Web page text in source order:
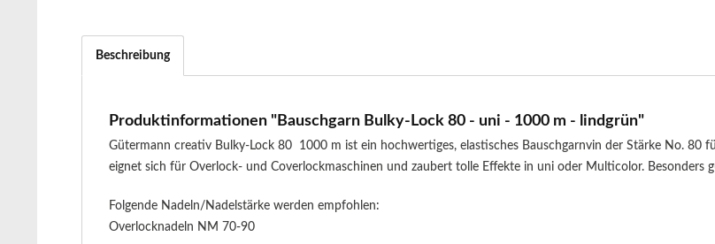
Beschreibung
Produktinformationen "Bauschgarn Bulky-Lock 80 - uni - 1000 m - lindgrün"
Gütermann creativ Bulky-Lock 80 1000 m ist ein hochwertiges, elastisches Bauschgarnvin der Stärke No. 80
eignet sich für Overlock- und Coverlockmaschinen und zaubert tolle Effekte in uni oder Multicolor. Besonders
Folgende Nadeln/Nadelstärke werden empfohlen:
Overlocknadeln NM 70-90